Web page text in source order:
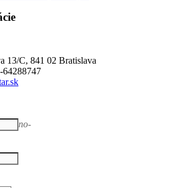
13/C, 841 02 Bratislava
64288747
no-